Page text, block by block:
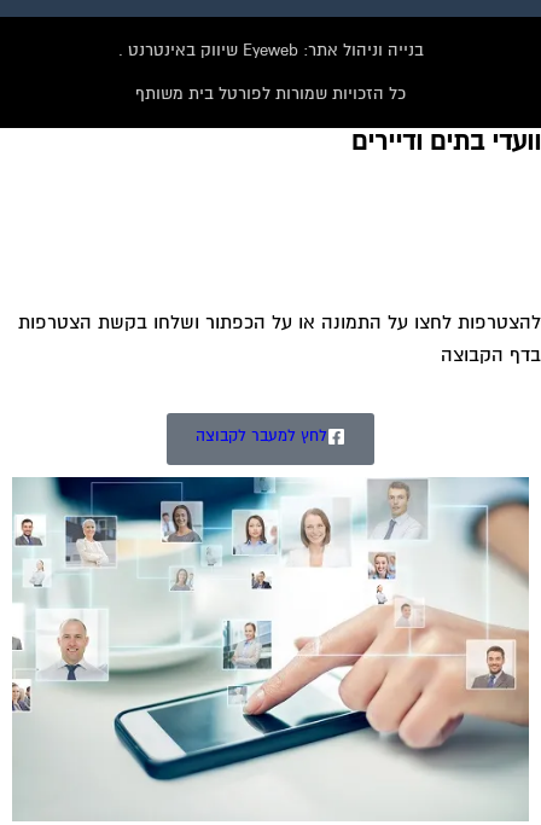
בנייה וניהול אתר: Eyeweb שיווק באינטרנט .
כל הזכויות שמורות לפורטל בית משותף
בתים ודיירים
לחצו על התמונה או על הכפתור ושלחו בקשת הצטרפות
הקבוצה
לחץ למעבר לקבוצה